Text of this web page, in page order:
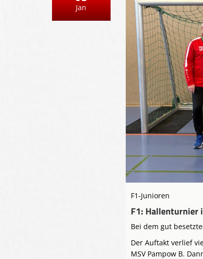
Jan
F1-Junioren
F1: Hallenturnier
Bei dem gut
Der Auftakt verlief
MSV Pampow B.